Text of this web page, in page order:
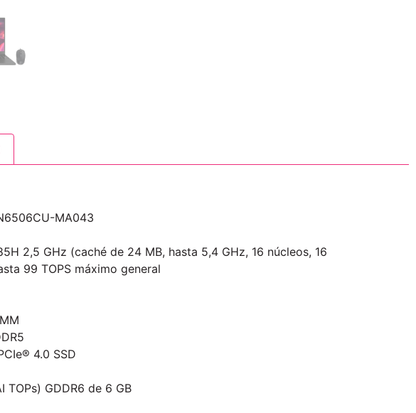
MA043
2,5 GHz (caché de 24 MB, hasta 5,4 GHz, 16 núcleos, 16
99 TOPS máximo general
4.0 SSD
TOPs) GDDR6 de 6 GB